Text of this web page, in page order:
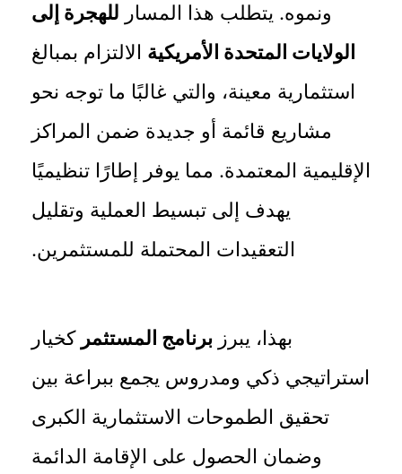
ونموه. يتطلب هذا المسار للهجرة إلى
الولايات المتحدة الأمريكية الالتزام بمبالغ
استثمارية معينة، والتي غالبًا ما توجه نحو
مشاريع قائمة أو جديدة ضمن المراكز
الإقليمية المعتمدة. مما يوفر إطارًا تنظيميًا
يهدف إلى تبسيط العملية وتقليل
التعقيدات المحتملة للمستثمرين.
بهذا، يبرز برنامج المستثمر كخيار
استراتيجي ذكي ومدروس يجمع ببراعة بين
تحقيق الطموحات الاستثمارية الكبرى
وضمان الحصول على الإقامة الدائمة